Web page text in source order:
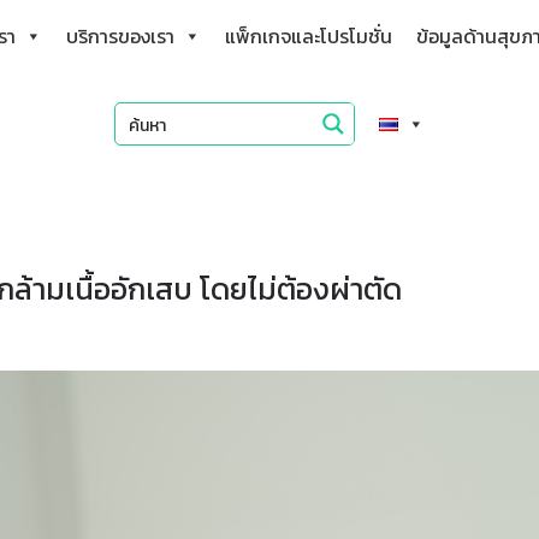
บริการของเรา แพ็กเกจและโปรโมชั่น ข้อมูลด้านสุขภ
ล้ามเนื้ออักเสบ โดยไม่ต้องผ่าตัด